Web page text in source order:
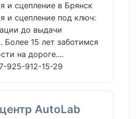
и сцепление в Брянск
и сцепление под ключ:
до выдачи
Более 15 лет заботимся
на дороге....
925-912-15-29
AutoLab